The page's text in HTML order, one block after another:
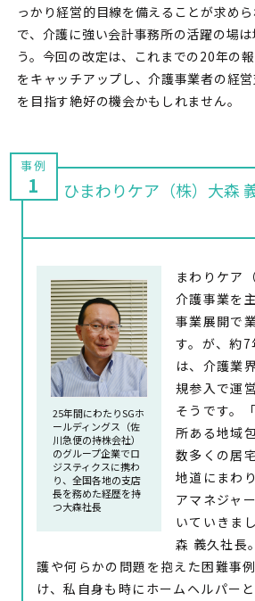
っかり経営的目線を備えることが求め
で、介護に強い会計事務所の活躍の場
う。今回の改定は、これまでの20年の
をキャッチアップし、介護事業者の経
を目指す絶好の機会かもしれません。
1 ひまわりケア（株）大森
25年間にわたりSGホ
ールディングス（佐
川急便の持株会社）
のグループ企業でロ
ジスティクスに携わ
り、全国各地の支店
長を務めた経歴を持
つ大森社長
まわりケア
介護事業を
事業展開で
す。が、約
は、介護業
規参入で運
そうです。
所ある地域
数多くの居
地道にまわ
アマネジャ
いていきま
森 義久社長
護や何らかの問題を抱えた困難事
け、私自身も時にホームヘルパー